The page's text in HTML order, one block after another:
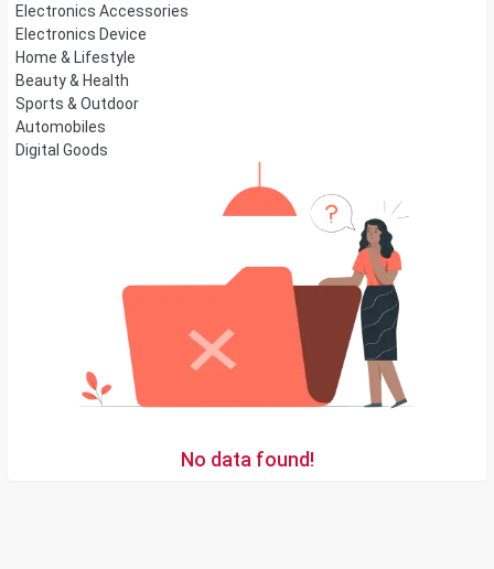
Electronics Accessories
Electronics Device
Home & Lifestyle
Beauty & Health
Sports & Outdoor
Automobiles
Digital Goods
No data found!